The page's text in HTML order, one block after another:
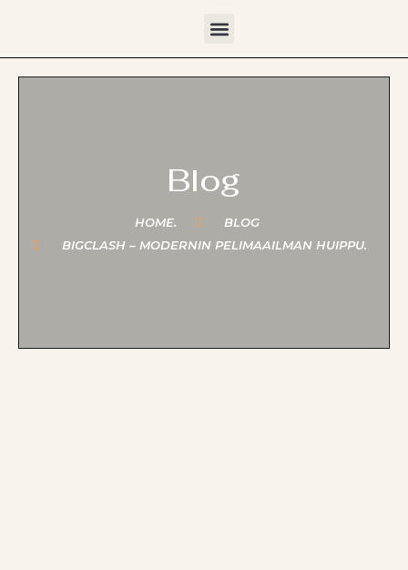
Blog
HOME.
BLOG
BIGCLASH – MODERNIN PELIMAAILMAN HUIPPU.